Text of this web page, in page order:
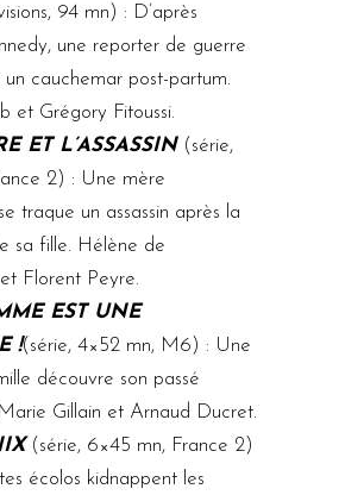
94 mn) : D’après
une reporter de guerre
un cauchemar post-partum.
et Grégory Fitoussi.
ET L’ASSASSIN(série,
2) : Une mère
traque un assassin après la
sa fille. Hélène de
Florent Peyre.
EST UNE
!(série, 4×52 mn, M6) : Une
découvre son passé
Marie Gillain et Arnaud Ducret.
(série, 6×45 mn, France 2)
écolos kidnappent les